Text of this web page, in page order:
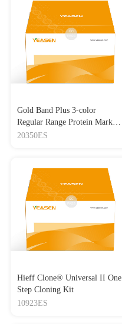
Gold Band Plus 3-color
Regular Range Protein Marker
(8-180 kDa) 三色预染蛋白质
20350ES
Hieff Clone® Universal II One
Step Cloning Kit
10923ES